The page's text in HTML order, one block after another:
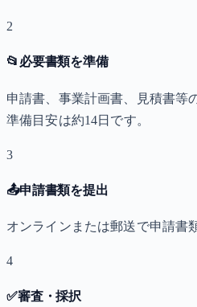
2
📂 必要書類を準備
申請書、事業計画書、見積書等
準備目安は約14日です。
3
📤申請書類を提出
オンラインまたは郵送で申請書
4
✅審査・採択